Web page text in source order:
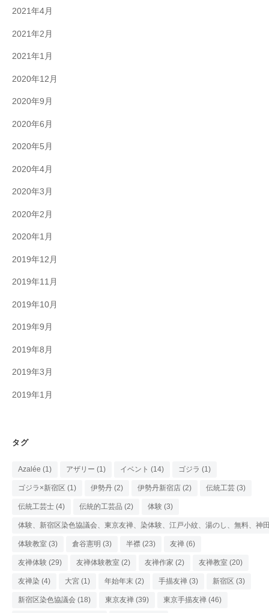
2021年4月
2021年2月
2021年1月
2020年12月
2020年9月
2020年6月
2020年5月
2020年4月
2020年3月
2020年2月
2020年1月
2019年12月
2019年11月
2019年10月
2019年9月
2019年8月
2019年3月
2019年1月
タグ
Azalée (1) アザリー (1) イベント (14) ゴジラ (1)
ゴジラ×新宿区 (1) 伊勢丹 (2) 伊勢丹新宿店 (2) 伝統工芸 (3)
伝統工芸士 (4) 伝統的工芸品 (2) 体験 (3)
体験、新宿区染色協議会、東京友禅、染体験、江戸小紋、湯のし、無料、神
体験教室 (3) 倉谷憲明 (3) 半襟 (23) 友禅 (6)
友禅体験 (29) 友禅体験教室 (2) 友禅作家 (2) 友禅教室 (20)
友禅染 (4) 大宮 (1) 年始年末 (2) 手描友禅 (3) 新宿区 (3)
新宿区染色協議会 (18) 東京友禅 (39) 東京手描友禅 (46)